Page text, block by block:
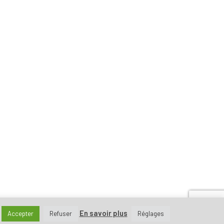
Accepter Refuser En savoir plus Réglages